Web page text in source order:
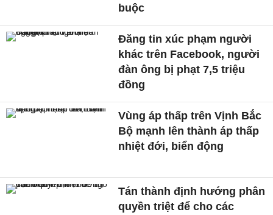
buộc
Đăng tin xúc phạm người
khác trên Facebook, người
đàn ông bị phạt 7,5 triệu
đồng
Vùng áp thấp trên Vịnh Bắc
Bộ mạnh lên thành áp thấp
nhiệt đới, biển động
Tán thành định hướng phân
quyền triệt để cho các